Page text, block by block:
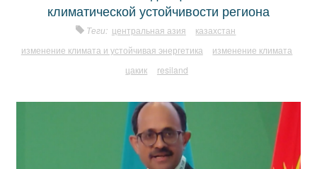
климатической устойчивости региона
Теги: центральная азия
казахстан
изменение климата и устойчивая энергетика
изменение климата
цакик
resiland